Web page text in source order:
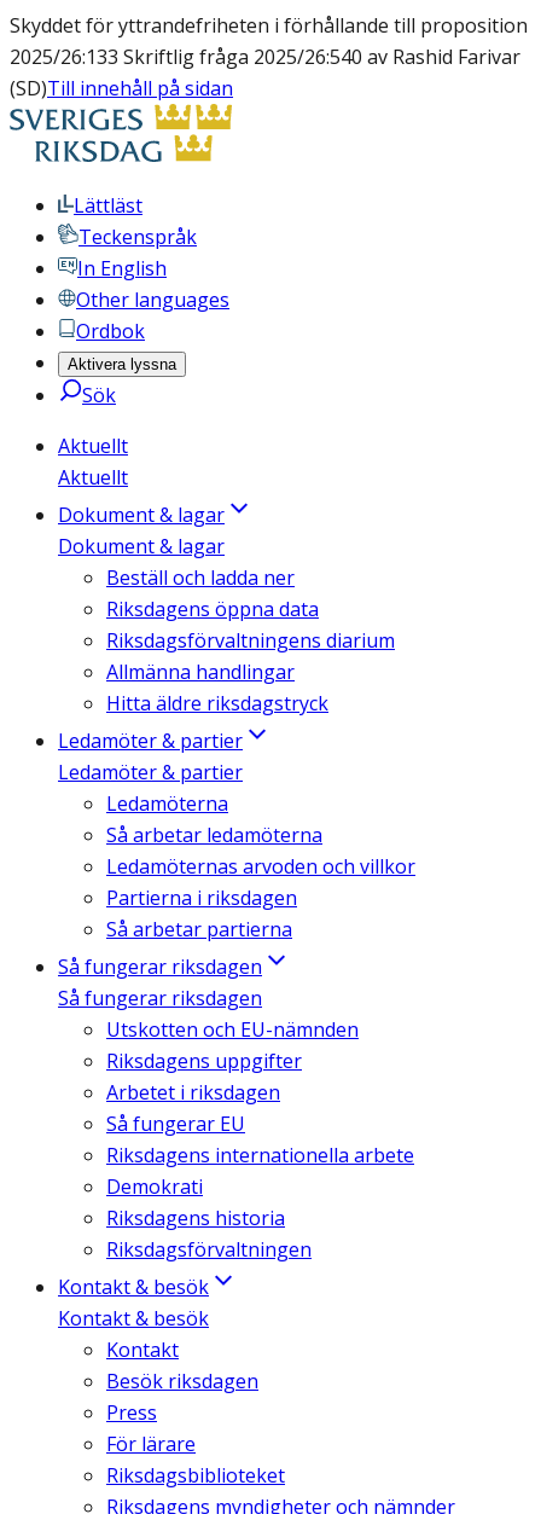
Skyddet för yttrandefriheten i förhållande till proposition
2025/26:133 Skriftlig fråga 2025/26:540 av Rashid Farivar
(SD)Till innehåll på sidan
Lättläst
Teckenspråk
In English
Other languages
Ordbok
Aktivera lyssna
Sök
Aktuellt
Aktuellt
Dokument & lagar
Dokument & lagar
Beställ och ladda ner
Riksdagens öppna data
Riksdagsförvaltningens diarium
Allmänna handlingar
Hitta äldre riksdagstryck
Ledamöter & partier
Ledamöter & partier
Ledamöterna
Så arbetar ledamöterna
Ledamöternas arvoden och villkor
Partierna i riksdagen
Så arbetar partierna
Så fungerar riksdagen
Så fungerar riksdagen
Utskotten och EU-nämnden
Riksdagens uppgifter
Arbetet i riksdagen
Så fungerar EU
Riksdagens internationella arbete
Demokrati
Riksdagens historia
Riksdagsförvaltningen
Kontakt & besök
Kontakt & besök
Kontakt
Besök riksdagen
Press
För lärare
Riksdagsbiblioteket
Riksdagens myndigheter och nämnder